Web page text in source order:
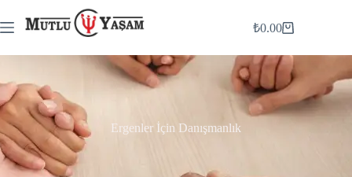
₺0.00
Ergenler İçin Danışmanlık